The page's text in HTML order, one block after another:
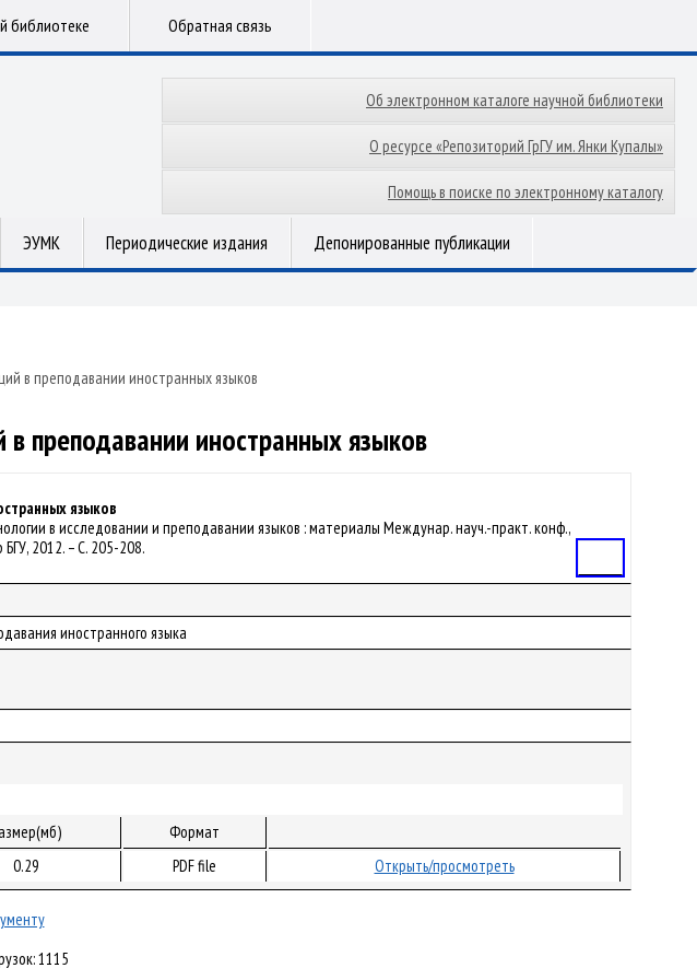
библиотеке Обратная связь
Об электронном каталоге научной библиотеки
О ресурсе «Репозиторий ГрГУ им. Янки Купалы»
Помощь в поиске по электронному каталогу
ЭУМК Периодические издания Депонированные публикации
в преподавании иностранных языков
преподавании иностранных языков
языков
в исследовании и преподавании языков : материалы Междунар. науч.-практ. конф.,
2012. – С. 205-208.
иностранного языка
Формат
0.29 PDF file Открыть/просмотреть
1115